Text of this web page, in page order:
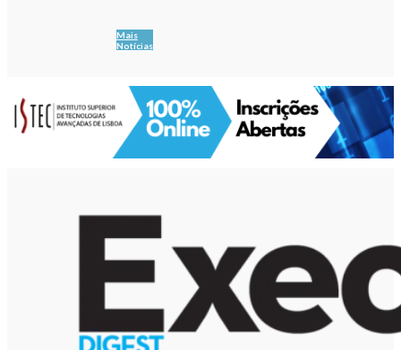
Mais
Notícias